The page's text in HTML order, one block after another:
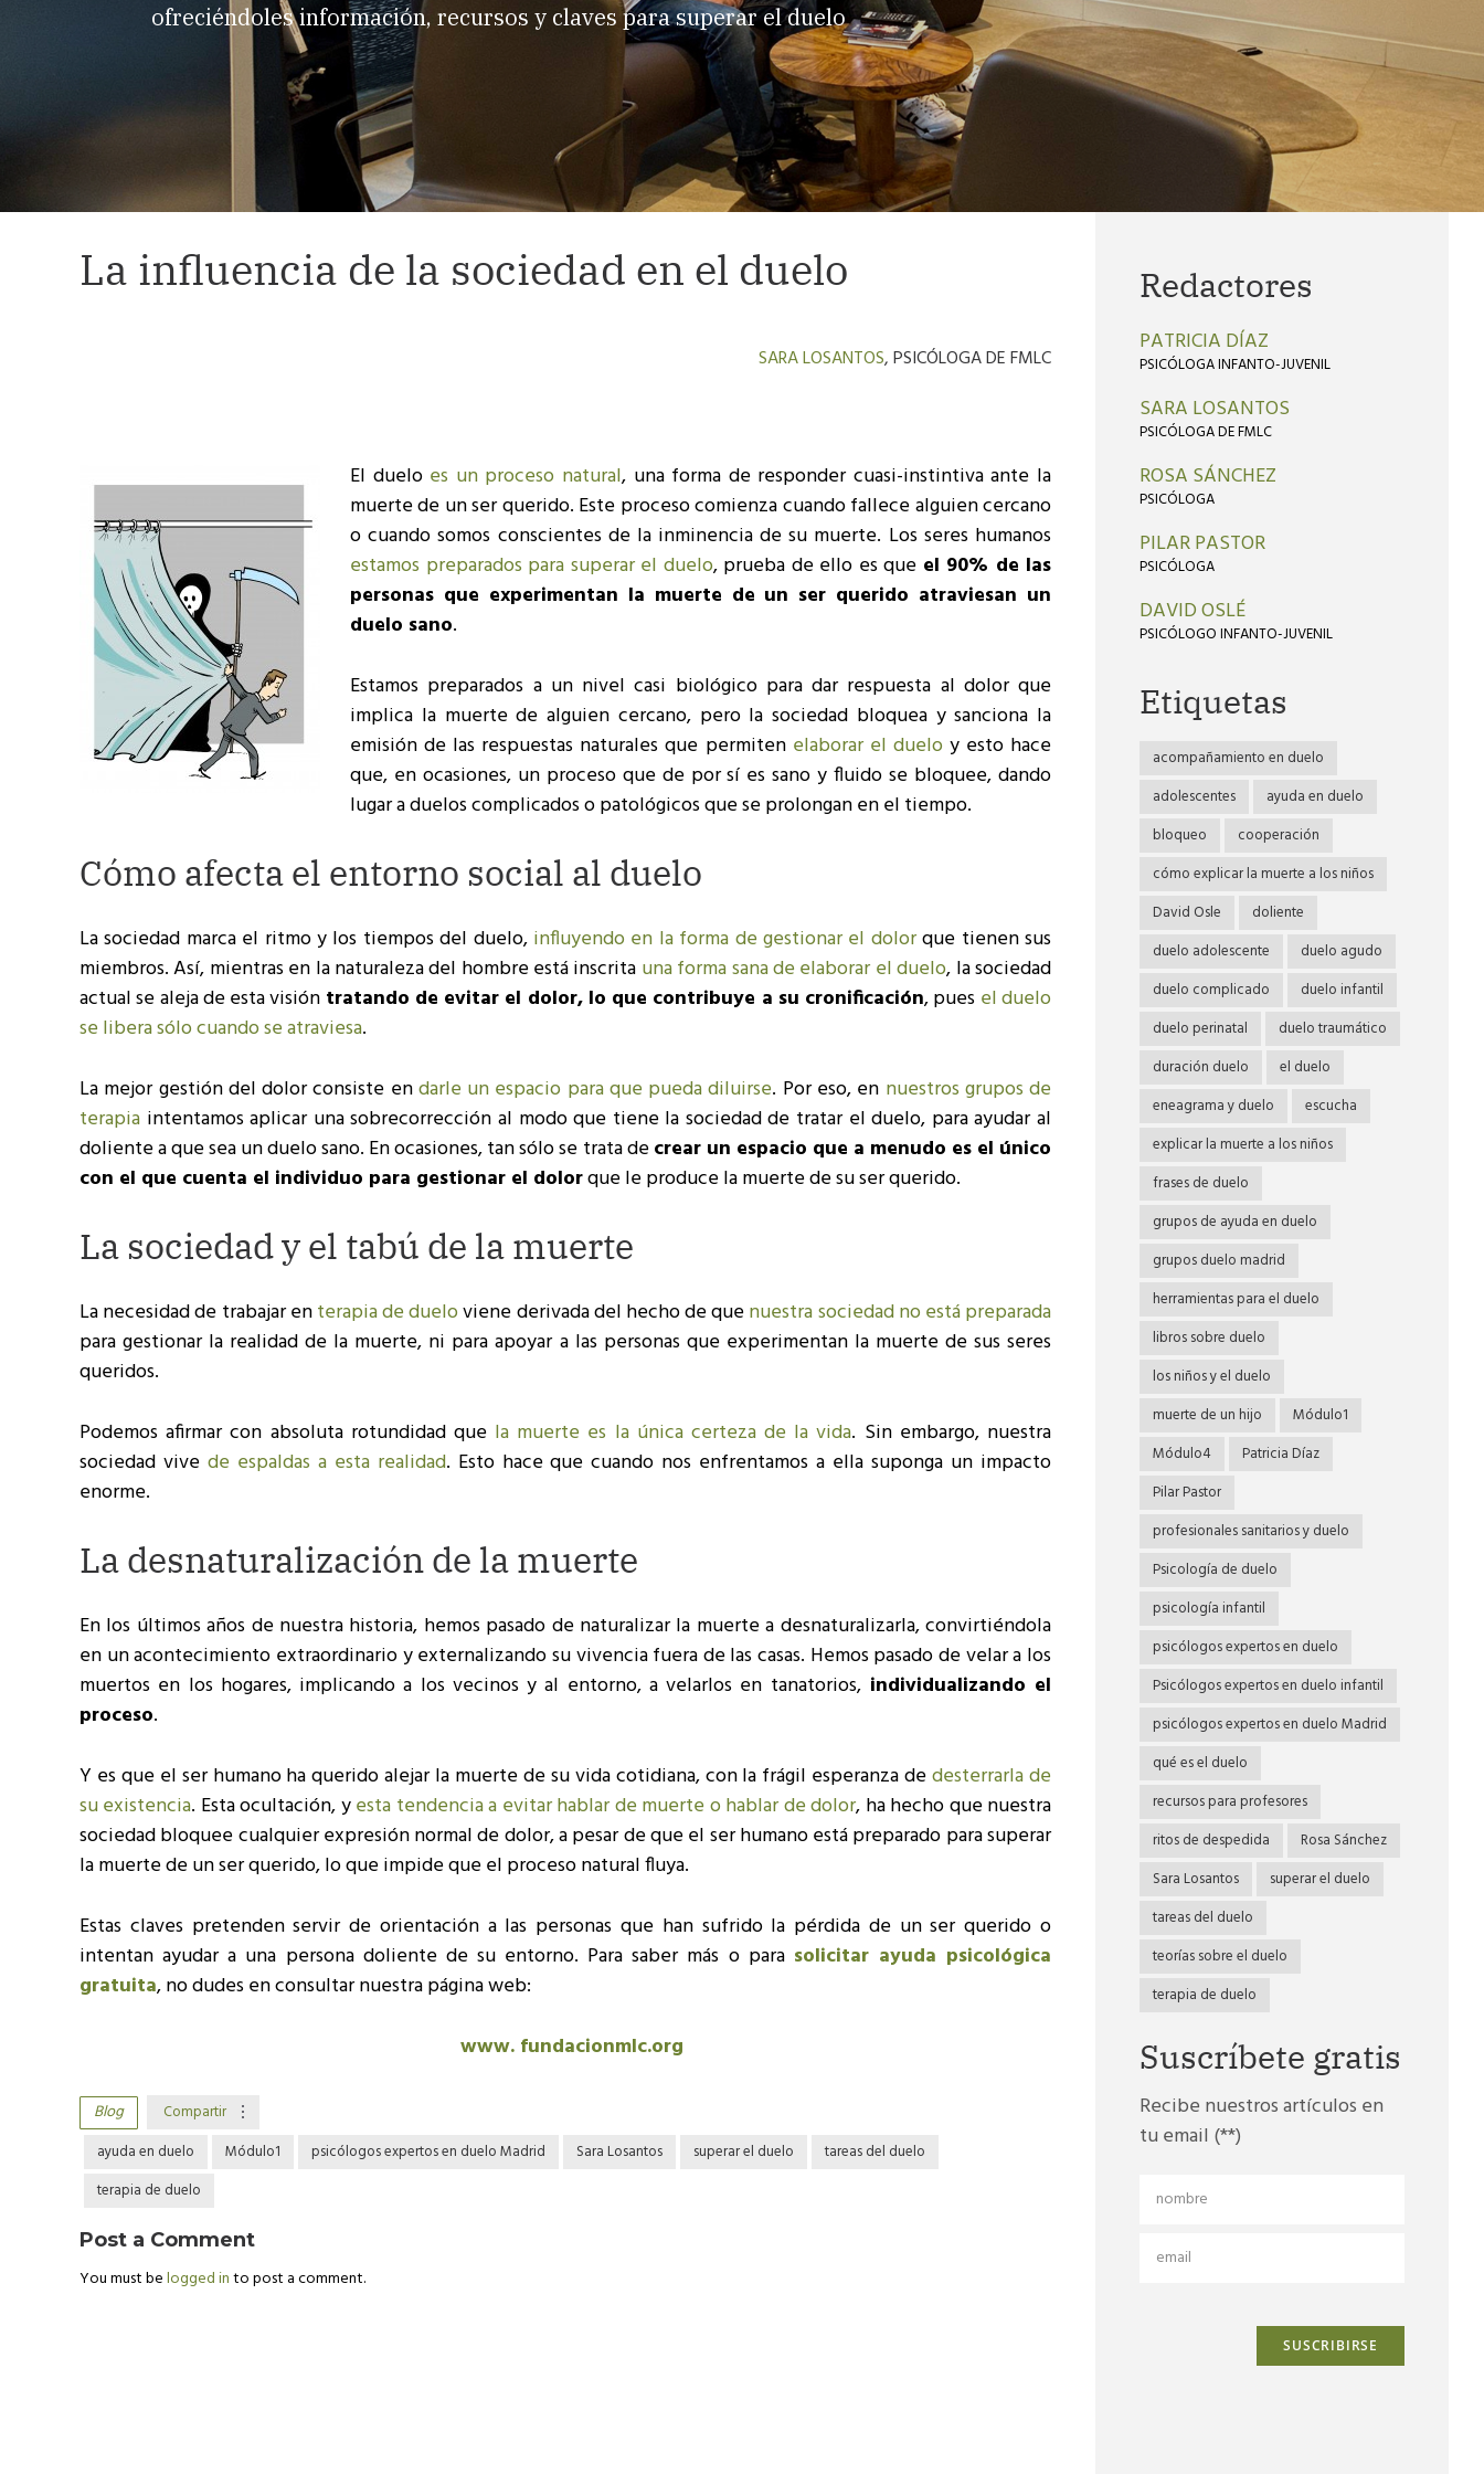
ofreciéndoles información, recursos y claves para superar el duelo
La influencia de la sociedad en el duelo
SARA LOSANTOS, PSICÓLOGA DE FMLC
El duelo es un proceso natural, una forma de responder cuasi-instintiva ante la
muerte de un ser querido. Este proceso comienza cuando fallece alguien cercano
o cuando somos conscientes de la inminencia de su muerte. Los seres humanos
estamos preparados para superar el duelo, prueba de ello es que el 90% de las
personas que experimentan la muerte de un ser querido atraviesan un
duelo sano.
Estamos preparados a un nivel casi biológico para dar respuesta al dolor que
implica la muerte de alguien cercano, pero la sociedad bloquea y sanciona la
emisión de las respuestas naturales que permiten elaborar el dueloy esto hace
que, en ocasiones, un proceso que de por sí es sano y fluido se bloquee, dando
lugar a duelos complicados o patológicos que se prolongan en el tiempo.
Cómo afecta el entorno social al duelo
La sociedad marca el ritmo y los tiempos del duelo, influyendo en la forma de gestionar el dolorque tienen sus
miembros. Así, mientras en la naturaleza del hombre está inscrita una forma sana de elaborar el duelo, la sociedad
actual se aleja de esta visión tratando de evitar el dolor, lo que contribuye a su cronificación, pues el duelo
se libera sólo cuando se atraviesa.
La mejor gestión del dolor consiste endarle un espacio para que pueda diluirse. Por eso, en nuestros grupos de
terapia intentamos aplicar una sobrecorrección al modo que tiene la sociedad de tratar el duelo, para ayudar al
doliente a que sea un duelo sano. En ocasiones, tan sólo se trata decrear un espacio que a menudo es el único
con el que cuenta el individuo para gestionar el dolorque le produce la muerte de su ser querido.
La sociedad y el tabú de la muerte
La necesidad de trabajar enterapia de dueloviene derivada del hecho de quenuestra sociedad no está preparada
para gestionar la realidad de la muerte, ni para apoyar a las personas que experimentan la muerte de sus seres
queridos.
Podemos afirmar con absoluta rotundidad que la muerte es la única certeza de la vida. Sin embargo, nuestra
sociedad vive de espaldas a esta realidad. Esto hace que cuando nos enfrentamos a ella suponga un impacto
enorme.
La desnaturalización de la muerte
En los últimos años de nuestra historia, hemos pasado de naturalizar la muerte a desnaturalizarla, convirtiéndola
en un acontecimiento extraordinario y externalizando su vivencia fuera de las casas. Hemos pasado de velar a los
muertos en los hogares, implicando a los vecinos y al entorno, a velarlos en tanatorios,individualizando el
proceso.
Y es que el ser humano ha querido alejar la muerte de su vida cotidiana, con la frágil esperanza dedesterrarla de
su existencia. Esta ocultación, yesta tendencia a evitar hablar de muerte o hablar de dolor, ha hecho que nuestra
sociedad bloquee cualquier expresión normal de dolor, a pesar de que el ser humano está preparado para superar
la muerte de un ser querido, lo que impide que el proceso natural fluya.
Estas claves pretenden servir de orientación a las personas que han sufrido la pérdida de un ser querido o
intentan ayudar a una persona doliente de su entorno. Para saber más o para solicitar ayuda psicológica
gratuita, no dudes en consultar nuestra página web:
www. fundacionmlc.org
Blog
Compartir
ayuda en duelo
Módulo1 psicólogos expertos en duelo Madrid Sara Losantos superar el duelo
tareas del duelo
terapia de duelo
Post a Comment
You must belogged into post a comment.
Redactores
PATRICIA DÍAZ
PSICÓLOGA INFANTO-JUVENIL
SARA LOSANTOS
PSICÓLOGA DE FMLC
ROSA SÁNCHEZ
PSICÓLOGA
PILAR PASTOR
PSICÓLOGA
DAVID OSLÉ
PSICÓLOGO INFANTO-JUVENIL
Etiquetas
acompañamiento en duelo
adolescentes
ayuda en duelo
bloqueo
cooperación
cómo explicar la muerte a los niños
David Osle
doliente
duelo adolescente
duelo agudo
duelo complicado
duelo infantil
duelo perinatal
duelo traumático
duración duelo
el duelo
eneagrama y duelo
escucha
explicar la muerte a los niños
frases de duelo
grupos de ayuda en duelo
grupos duelo madrid
herramientas para el duelo
libros sobre duelo
los niños y el duelo
muerte de un hijo
Módulo1
Módulo4
Patricia Díaz
Pilar Pastor
profesionales sanitarios y duelo
Psicología de duelo
psicología infantil
psicólogos expertos en duelo
Psicólogos expertos en duelo infantil
psicólogos expertos en duelo Madrid
qué es el duelo
recursos para profesores
ritos de despedida
Rosa Sánchez
Sara Losantos
superar el duelo
tareas del duelo
teorías sobre el duelo
terapia de duelo
Suscríbete gratis
Recibe nuestros artículos en
tu email (**)